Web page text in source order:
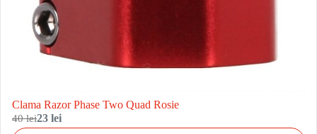
Clama Razor Phase Two Quad Rosie
40 lei23 lei